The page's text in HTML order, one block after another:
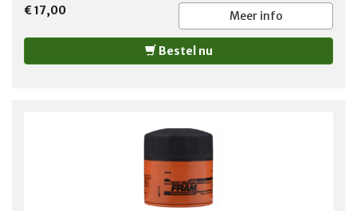
€ 17,00 Meer info
Bestel nu